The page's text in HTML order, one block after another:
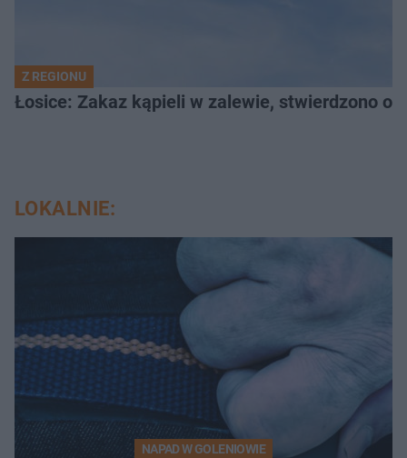
Z REGIONU
Łosice: Zakaz kąpieli w zalewie, stwierdzono
LOKALNIE:
NAPAD W GOLENIOWIE